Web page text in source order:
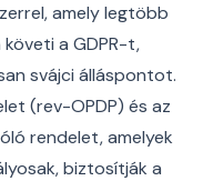
amely legtöbb
a GDPR-t,
svájci álláspontot.
(rev-OPDP) és az
rendelet, amelyek
biztosítják a